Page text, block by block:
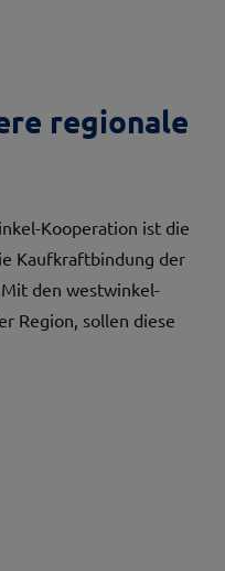
regionale
Kooperation ist die
Kaufkraftbindung der
den westwinkel-
Region, sollen diese